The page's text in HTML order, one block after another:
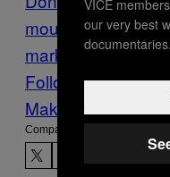
mousasi politica
markos
Sports
Follow Us On
Make Us Preferred
Compartir:
VICE
our very best
documentaries.